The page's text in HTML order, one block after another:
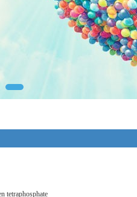
tetraphosphate